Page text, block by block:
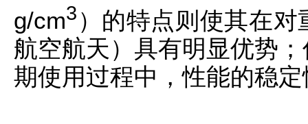
g/cm3 ）的特点则使其在
航空航天）具有明显优势
期使用过程中，性能的稳